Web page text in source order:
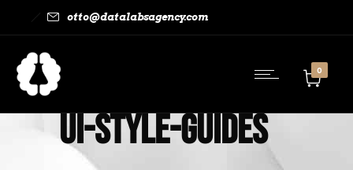
otto@datalabsagency.com
0
UI-Style-Guides